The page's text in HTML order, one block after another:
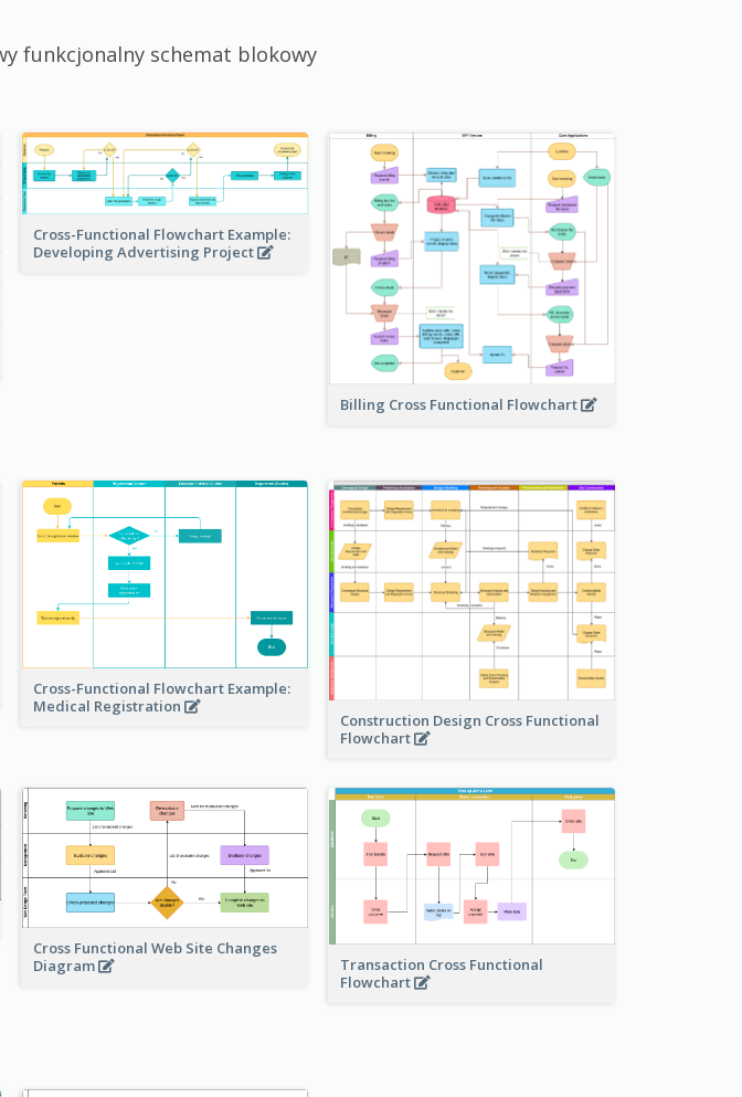
funkcjonalny schemat blokowy
Cross-Functional Flowchart Example:
Developing Advertising Project
Billing Cross Functional Flowchart
Cross-Functional Flowchart Example:
Medical Registration
Construction Design Cross Functional
Flowchart
Cross Functional Web Site Changes
Diagram
Transaction Cross Functional
Flowchart